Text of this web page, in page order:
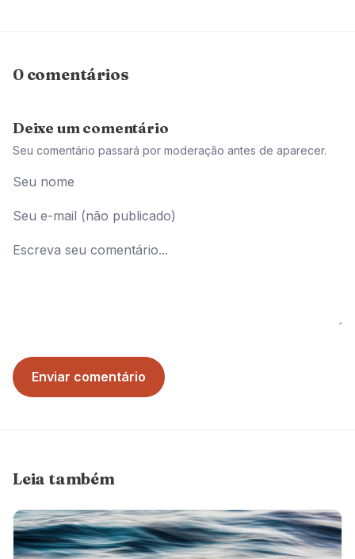
0 comentários
Deixe um comentário
Seu comentário passará por moderação antes de aparecer.
Enviar comentário
Leia também